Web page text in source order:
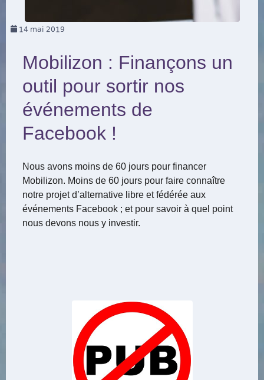
14 mai 2019
Mobilizon : Finançons un
outil pour sortir nos
événements de
Facebook !
Nous avons moins de 60 jours pour financer
Mobilizon. Moins de 60 jours pour faire connaître
notre projet d’alternative libre et fédérée aux
événements Facebook ; et pour savoir à quel point
nous devons nous y investir.